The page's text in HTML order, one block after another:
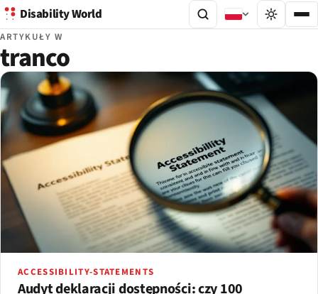
Disability World
ARTYKUŁY W
tranco
ACCESSIBILITY-STATEMENTS
Audyt deklaracji dostępności: czy 100